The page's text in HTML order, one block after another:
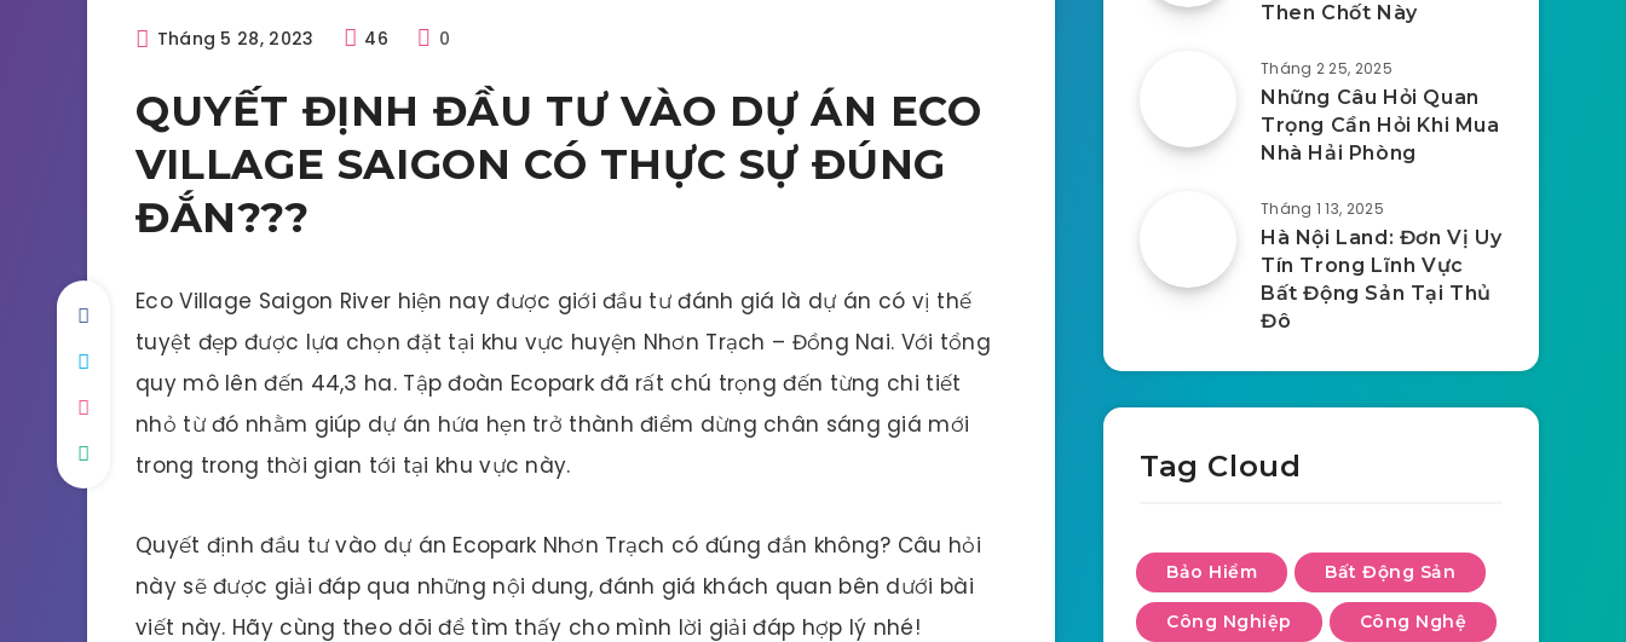
Tháng 5 28, 2023 46 0
QUYẾT ĐỊNH ĐẦU TƯ VÀO DỰ ÁN ECO
VILLAGE SAIGON CÓ THỰC SỰ ĐÚNG
ĐẮN???
Eco Village Saigon River hiện nay được giới đầu tư đánh giá là dự án có vị thế
tuyệt đẹp được lựa chọn đặt tại khu vực huyện Nhơn Trạch – Đồng Nai. Với tổng
quy mô lên đến 44,3 ha. Tập đoàn Ecopark đã rất chú trọng đến từng chi tiết
nhỏ từ đó nhằm giúp dự án hứa hẹn trở thành điểm dừng chân sáng giá mới
trong trong thời gian tới tại khu vực này.
Quyết định đầu tư vào dự án Ecopark Nhơn Trạch có đúng đắn không? Câu hỏi
này sẽ được giải đáp qua những nội dung, đánh giá khách quan bên dưới bài
viết này. Hãy cùng theo dõi để tìm thấy cho mình lời giải đáp hợp lý nhé!
Then Chốt Này
Tháng 2 25, 2025
Những Câu Hỏi Quan
Trọng Cần Hỏi Khi Mua
Nhà Hải Phòng
Tháng 1 13, 2025
Hà Nội Land: Đơn Vị Uy
Tín Trong Lĩnh Vực
Bất Động Sản Tại Thủ
Đô
Tag Cloud
Bảo Hiểm Bất Động Sản
Công Nghiệp Công Nghệ